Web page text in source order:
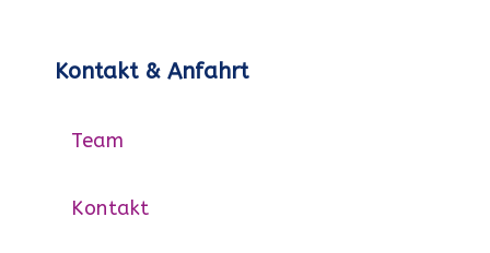
Kontakt & Anfahrt
Team
Kontakt